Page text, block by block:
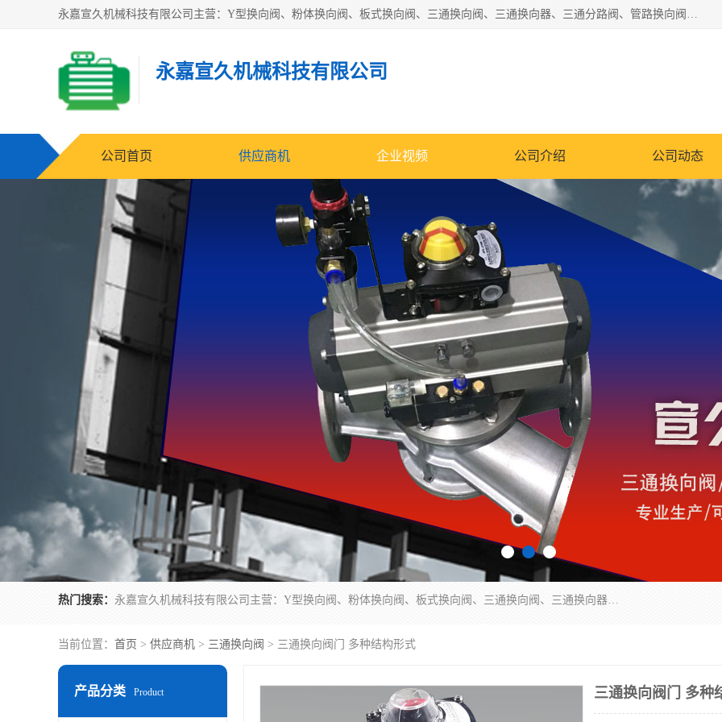
永嘉宣久机械科技有限公司主营：Y型换向阀、粉体换向阀、板式换向阀、三通换向阀、三通换向器、三通分路阀、管路换向阀等产品及服务。
永嘉宣久机械科技有限公司
公司首页 供应商机 企业视频 公司介绍 公司动态
热门搜索： 永嘉宣久机械科技有限公司主营：Y型换向阀、粉体换向阀、板式换向阀、三通换向阀、三通换向器、三通分路阀、管路换向阀等产品及服务。
当前位置： 首页 > 供应商机 > 三通换向阀 > 三通换向阀门 多种结构形式
产品分类 Product 三通换向阀门 多种